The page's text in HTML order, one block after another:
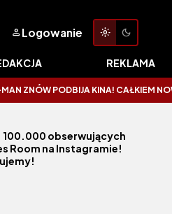
Logowanie
REKLAMA
KINA! CAŁKIEM NOWY DZIEŃ
100.000 obserwujących
Room na Instagramie!